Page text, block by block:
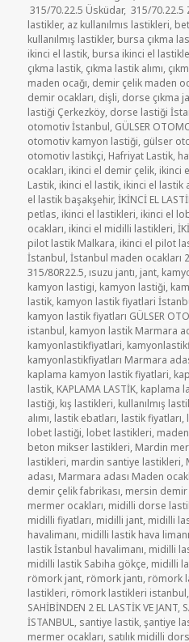
315/70.22.5 Üsküdar, 315/70.22.5
lastikler, az kullanılmıs lastikleri,
kullanılmış lastikler, bursa çıkma
ikinci el lastik, bursa ikinci el
çıkma lastik, çıkma lastik alımı,
maden ocağı, demir çelik maden
demir ocakları, dişli, dorse çıkma
lastiği Çerkezköy, dorse lastiği
otomotiv İstanbul, GÜLSER
otomotiv kamyon lastiği, gülser
otomotiv lastikçi, Hafriyat Lastik,
ocakları, ikinci el demir çelik, ikinci
Lastik, ikinci el lastik, ikinci el lastik
el lastik başakşehir,İKİNCİ EL
petlas, ikinci el lastikleri, ikinci el
ocakları, ikinci el midilli lastikleri,
pilot lastik Malkara, ikinci el pilot
İstanbul,İstanbul maden ocakları
315/80R22.5, ısuzu jantı, jant,
kamyon lastigi, kamyon lastiği,
lastik, kamyon lastik fiyatlari
kamyon lastik fiyatları GÜLSER
istanbul, kamyon lastik Marmara
kamyonlastikfiyatlari,
kamyonlastikfiyatları Marmara
kaplama kamyon lastik fiyatlari,
lastik, KAPLAMA LASTİK, kaplama
lastiği, kış lastikleri, kullanılmış
alımı, lastik ebatları, lastik fiyatları,
lobet lastiği, lobet lastikleri,
beton mikser lastikleri, Mardin
lastikleri, mardin santiye lastikleri,
adası, Marmara adası Maden
demir çelik fabrikası, mersin demir
mermer ocakları, midilli dorse
midilli fiyatları, midilli jant, midilli
havalimanı, midilli lastik hava limanı
lastik İstanbul havalimanı, midilli
midilli lastik Sabiha gökçe, midilli
römork jant, römork jantı, römork
lastikleri, römork lastikleri istanbul,
SAHİBİNDEN 2 EL LASTİK VE JANT,
İSTANBUL, santiye lastik,şantiye
mermer ocakları, satılık midilli